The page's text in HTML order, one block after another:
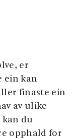
er
ein kan
finaste ein
av ulike
du
opphald for